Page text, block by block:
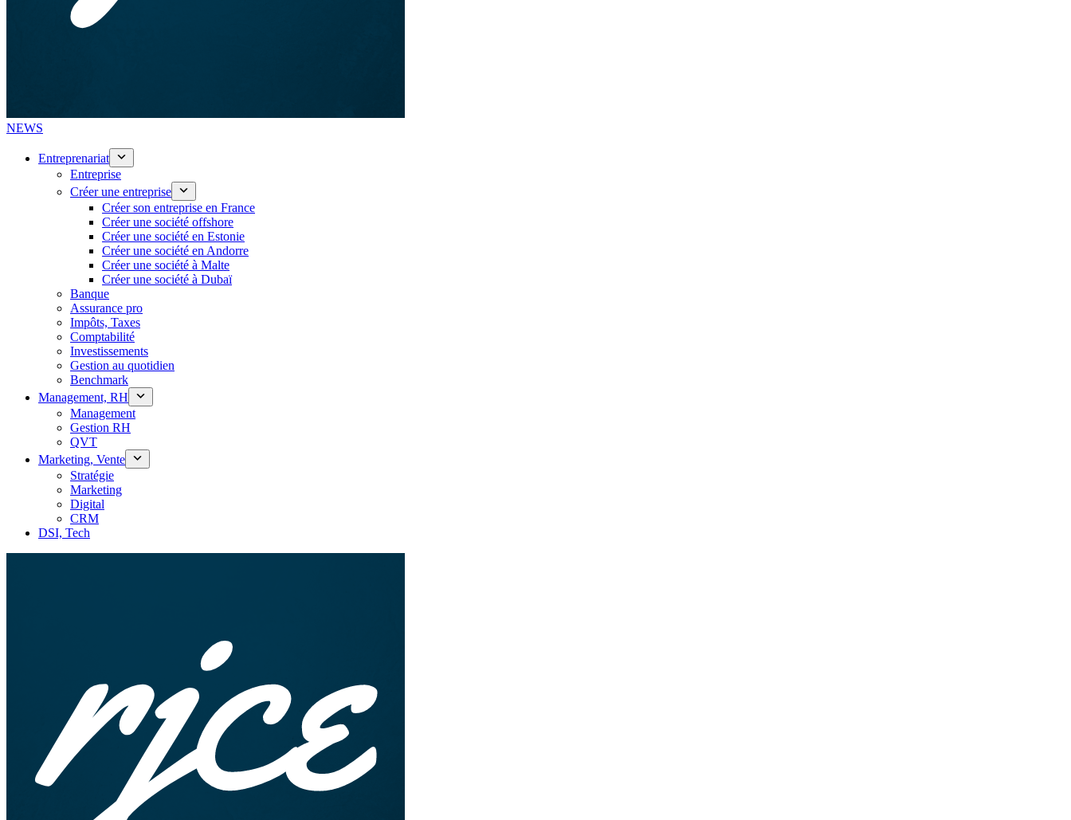
NEWS
Entreprenariat
Entreprise
Créer une entreprise
Créer son entreprise en France
Créer une société offshore
Créer une société en Estonie
Créer une société en Andorre
Créer une société à Malte
Créer une société à Dubaï
Banque
Assurance pro
Impôts, Taxes
Comptabilité
Investissements
Gestion au quotidien
Benchmark
Management, RH
Management
Gestion RH
QVT
Marketing, Vente
Stratégie
Marketing
Digital
CRM
DSI, Tech